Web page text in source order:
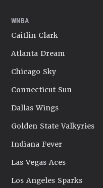
WNBA
Caitlin Clark
Atlanta Dream
Chicago Sky
Connecticut Sun
Dallas Wings
Golden State Valkyries
Indiana Fever
Las Vegas Aces
Los Angeles Sparks